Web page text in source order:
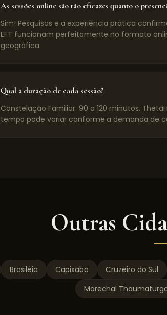
As sessões online são tão eficazes quanto o
Sim! Pesquisas e a experiência prática
EFT funcionam perfeitamente no formato
geográfica.
Qual a duração de cada sessão?
Constelação Familiar: 90 a 120 minutos.
tempo pode variar conforme a demanda de
Outras
Brasiléia Capixaba Cruzeiro do Sul
Marechal